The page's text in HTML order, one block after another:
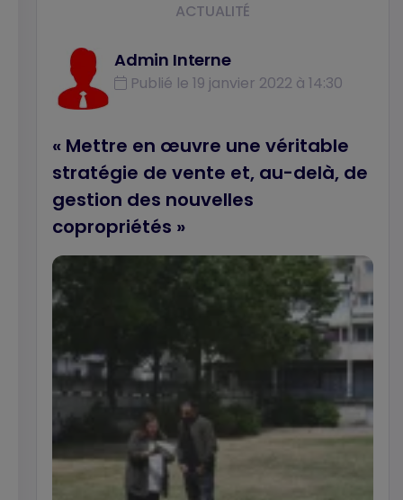
ACTUALITÉ
Admin Interne
Publié le 19 janvier 2022 à 14:30
« Mettre en œuvre une véritable
stratégie de vente et, au-delà, de
gestion des nouvelles
copropriétés »